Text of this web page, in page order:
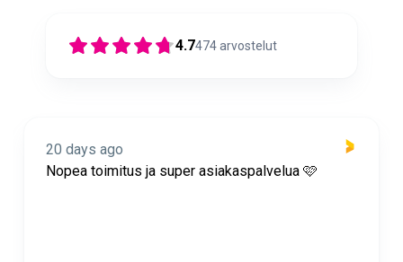
4.7474arvostelut
20 days ago
Nopea toimitus ja super asiakaspalvelua 🩷